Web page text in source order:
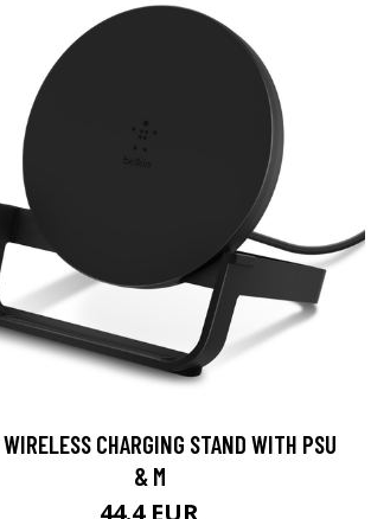
CHARGING STAND WITH PSU
& M
44.4 EUR